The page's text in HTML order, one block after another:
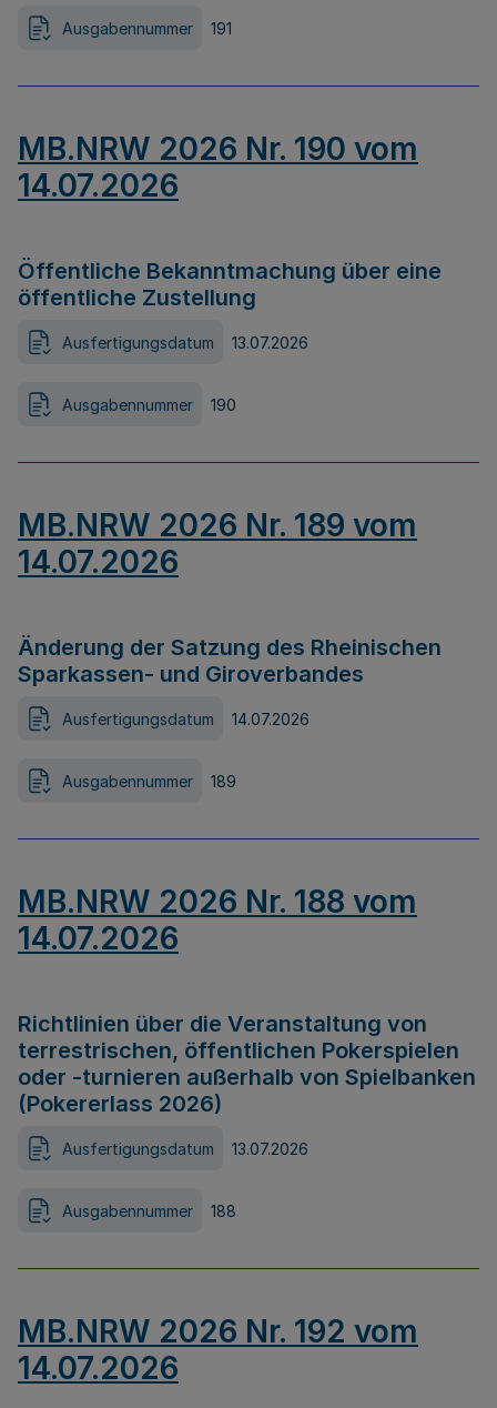
Ausgabennummer 191
MB.NRW 2026 Nr. 190 vom
14.07.2026
Öffentliche Bekanntmachung über eine
öffentliche Zustellung
Ausfertigungsdatum 13.07.2026
Ausgabennummer 190
MB.NRW 2026 Nr. 189 vom
14.07.2026
Änderung der Satzung des Rheinischen
Sparkassen- und Giroverbandes
Ausfertigungsdatum 14.07.2026
Ausgabennummer 189
MB.NRW 2026 Nr. 188 vom
14.07.2026
Richtlinien über die Veranstaltung von
terrestrischen, öffentlichen Pokerspielen
oder -turnieren außerhalb von Spielbanken
(Pokererlass 2026)
Ausfertigungsdatum 13.07.2026
Ausgabennummer 188
MB.NRW 2026 Nr. 192 vom
14.07.2026